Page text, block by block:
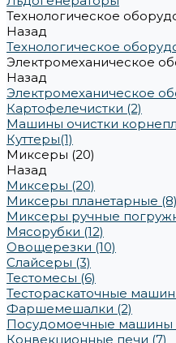
Технологическое
Назад
Технологическое
Электромеханическое
Назад
Электромеханическое
Картофелечистки (2)
Машины очистки
Куттеры(1)
Миксеры (20)
Назад
Миксеры (20)
Миксеры планетарные (8)
Миксеры ручные
Мясорубки (12)
Овощерезки (10)
Слайсеры (3)
Тестомесы (6)
Тестораскаточные
Фаршемешалки (2)
Посудомоечные машины
Конвекционные печи (7)